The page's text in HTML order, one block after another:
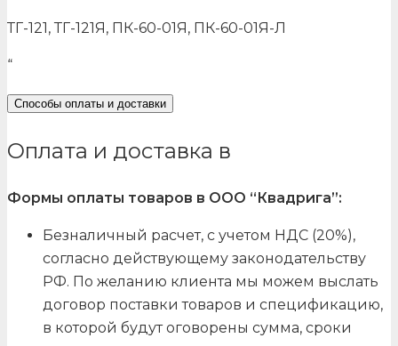
ТГ-121, ТГ-121Я, ПК-60-01Я, ПК-60-01Я-Л
“
Способы оплаты и доставки
Оплата и доставка в
Формы оплаты товаров в ООО “Квадрига”:
Безналичный расчет, с учетом НДС (20%),
согласно действующему законодательству
РФ. По желанию клиента мы можем выслать
договор поставки товаров и спецификацию,
в которой будут оговорены сумма, сроки